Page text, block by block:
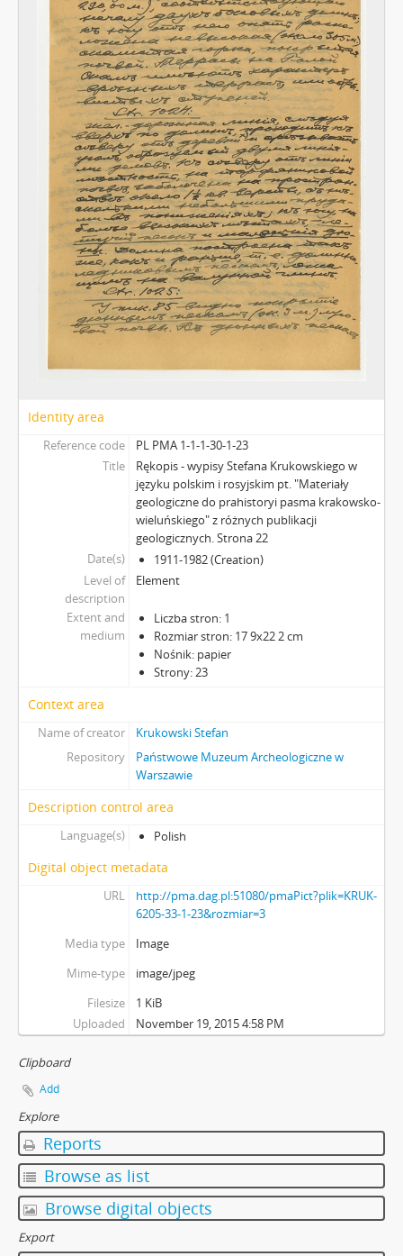
Identity area
Reference code
PL PMA 1-1-1-30-1-23
Title
Rękopis - wypisy Stefana Krukowskiego w
języku polskim i rosyjskim pt. "Materiały
geologiczne do prahistoryi pasma krakowsko-
wieluńskiego" z różnych publikacji
geologicznych. Strona 22
Date(s)
1911-1982 (Creation)
Level of
description
Element
Extent and
medium
Liczba stron: 1
Rozmiar stron: 17 9x22 2 cm
Nośnik: papier
Strony: 23
Context area
Name of creator
Krukowski Stefan
Repository
Państwowe Muzeum Archeologiczne w
Warszawie
Description control area
Language(s) Polish
Digital object metadata
URL
http://pma.dag.pl:51080/pmaPict?plik=KRUK-
6205-33-1-23&rozmiar=3
Media type
Image
Mime-type
image/jpeg
Filesize
1 KiB
Uploaded
November 19, 2015 4:58 PM
Clipboard
Add
Explore
Reports
Browse as list
Browse digital objects
Export